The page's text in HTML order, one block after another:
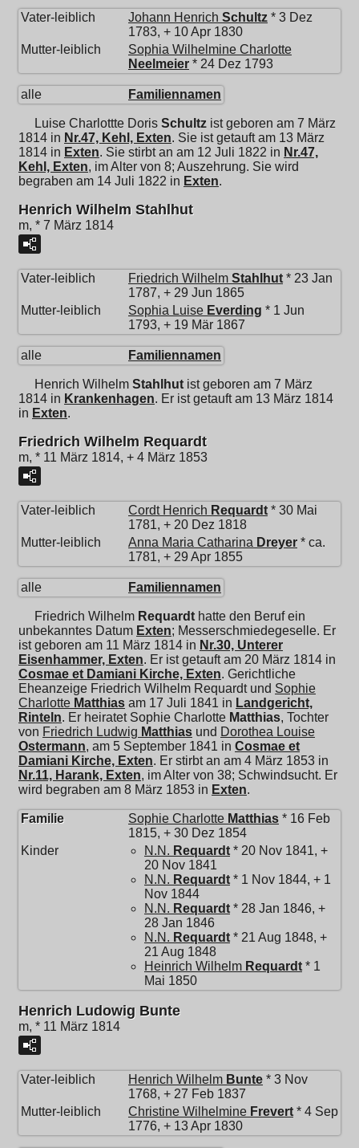
Vater-leiblich Johann Henrich Schultz * 3 Dez
1783, + 10 Apr 1830
Mutter-leiblich
Sophia Wilhelmine Charlotte
Neelmeier * 24 Dez 1793
alle Familiennamen
Luise Charlottte Doris Schultz ist geboren am 7 März
1814 in Nr.47, Kehl, Exten. Sie ist getauft am 13 März
1814 in Exten. Sie stirbt an am 12 Juli 1822 in Nr.47,
Kehl, Exten, im Alter von 8; Auszehrung. Sie wird
begraben am 14 Juli 1822 in Exten.
Henrich Wilhelm Stahlhut
m, * 7 März 1814
Vater-leiblich Friedrich Wilhelm Stahlhut * 23 Jan
1787, + 29 Jun 1865
Mutter-leiblich
Sophia Luise Everding * 1 Jun
1793, + 19 Mär 1867
alle Familiennamen
Henrich Wilhelm Stahlhut ist geboren am 7 März
1814 in Krankenhagen. Er ist getauft am 13 März 1814
in Exten.
Friedrich Wilhelm Requardt
m, * 11 März 1814, + 4 März 1853
Vater-leiblich Cordt Henrich Requardt * 30 Mai
1781, + 20 Dez 1818
Mutter-leiblich
Anna Maria Catharina Dreyer * ca.
1781, + 29 Apr 1855
alle Familiennamen
Friedrich Wilhelm Requardt hatte den Beruf ein
unbekanntes Datum Exten; Messerschmiedegeselle. Er
ist geboren am 11 März 1814 in Nr.30, Unterer
Eisenhammer, Exten. Er ist getauft am 20 März 1814 in
Cosmae et Damiani Kirche, Exten. Gerichtliche
Eheanzeige Friedrich Wilhelm Requardt und Sophie
Charlotte Matthias am 17 Juli 1841 in Landgericht,
Rinteln. Er heiratet Sophie Charlotte Matthias, Tochter
von Friedrich Ludwig Matthias und Dorothea Louise
Ostermann, am 5 September 1841 in Cosmae et
Damiani Kirche, Exten. Er stirbt an am 4 März 1853 in
Nr.11, Harank, Exten, im Alter von 38; Schwindsucht. Er
wird begraben am 8 März 1853 in Exten.
Familie Sophie Charlotte Matthias * 16 Feb
1815, + 30 Dez 1854
Kinder
N.N. Requardt * 20 Nov 1841, +
20 Nov 1841
N.N. Requardt * 1 Nov 1844, + 1
Nov 1844
N.N. Requardt * 28 Jan 1846, +
28 Jan 1846
N.N. Requardt * 21 Aug 1848, +
21 Aug 1848
Heinrich Wilhelm Requardt * 1
Mai 1850
Henrich Ludowig Bunte
m, * 11 März 1814
Vater-leiblich Henrich Wilhelm Bunte * 3 Nov
1768, + 27 Feb 1837
Mutter-leiblich
Christine Wilhelmine Frevert * 4 Sep
1776, + 13 Apr 1830